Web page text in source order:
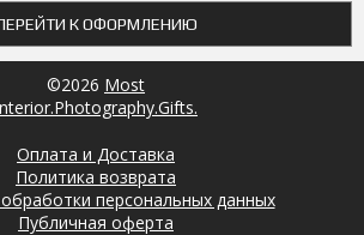
К ОФОРМЛЕНИЮ
©2026 Most
Оплата и Доставка
Политика возврата
персональных данных
Публичная оферта